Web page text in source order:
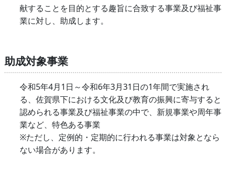
献することを目的とする趣旨に合致する事業及び福祉事
業に対し、助成します。
助成対象事業
令和5年4月1日～令和6年3月31日の1年間で実施され
る、佐賀県下における文化及び教育の振興に寄与すると
認められる事業及び福祉事業の中で、新規事業や周年事
業など、特色ある事業
※ただし、定例的・定期的に行われる事業は対象となら
ない場合があります。